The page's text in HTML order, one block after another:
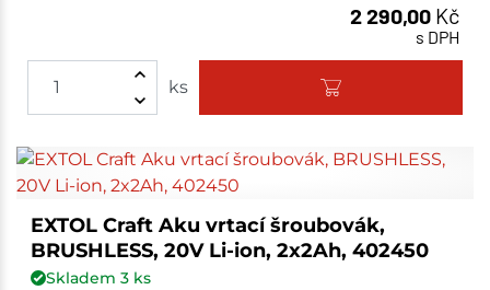
2 290,00 Kč
s DPH
ks
EXTOL Craft Aku vrtací šroubovák,
BRUSHLESS, 20V Li-ion, 2x2Ah, 402450
Skladem 3ks